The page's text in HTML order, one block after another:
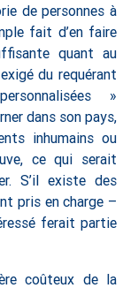
de personnes à
fait d’en faire
quant au
du requérant
»
dans son pays,
inhumains ou
ce qui serait
S’il existe des
pris en charge –
ferait partie
coûteux de la